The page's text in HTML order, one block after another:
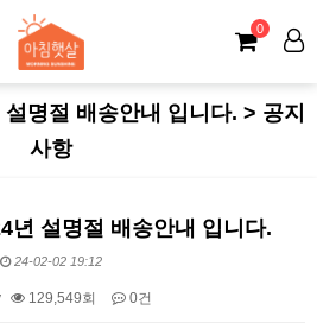
0
설명절 배송안내 입니다. > 공지
사항
년 설명절 배송안내 입니다.
24-02-02 19:12
129,549회 0건